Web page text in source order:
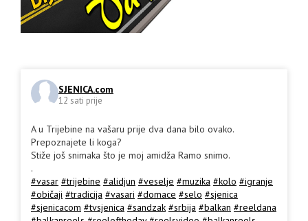
SJENICA.com
12 sati prije
A u Trijebine na vašaru prije dva dana bilo ovako.
Prepoznajete li koga?
Stiže još snimaka što je moj amidža Ramo snimo.
.
#vasar #trijebine #alidjun #veselje #muzika #kolo #igranje
#običaji #tradicija #vasari #domace #selo #sjenica
#sjenicacom #tvsjenica #sandzak #srbija #balkan #reeldana